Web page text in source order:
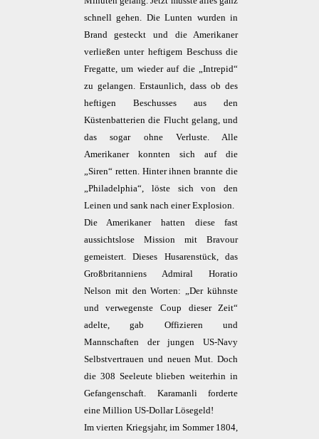
schnell gehen. Die Lunten wurden in
Brand gesteckt und die Amerikaner
verließen unter heftigem Beschuss die
Fregatte, um wieder auf die „Intrepid“
zu gelangen. Erstaunlich, dass ob des
heftigen Beschusses aus den
Küstenbatterien die Flucht gelang, und
das sogar ohne Verluste. Alle
Amerikaner konnten sich auf die
„Siren“ retten. Hinter ihnen brannte die
„Philadelphia“, löste sich von den
Leinen und sank nach einer Explosion.
Die Amerikaner hatten diese fast
aussichtslose Mission mit Bravour
gemeistert. Dieses Husarenstück, das
Großbritanniens Admiral Horatio
Nelson mit den Worten: „Der kühnste
und verwegenste Coup dieser Zeit“
adelte, gab Offizieren und
Mannschaften der jungen US-Navy
Selbstvertrauen und neuen Mut. Doch
die 308 Seeleute blieben weiterhin in
Gefangenschaft. Karamanli forderte
eine Million US-Dollar Lösegeld!
Im vierten Kriegsjahr, im Sommer 1804,